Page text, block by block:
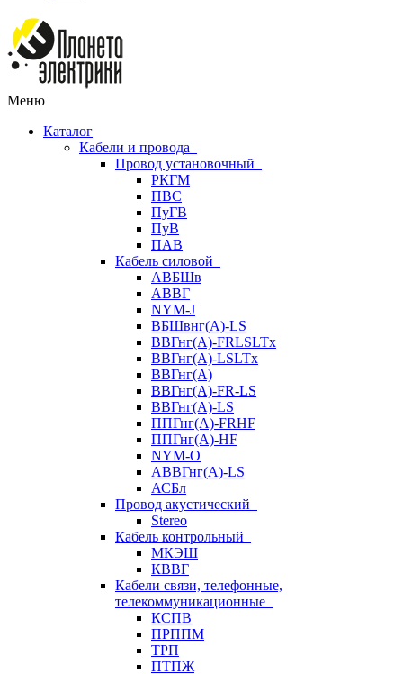
Меню
Каталог
Кабели и провода
Провод установочный
РКГМ
ПВС
ПуГВ
ПуВ
ПАВ
Кабель силовой
АВБШв
АВВГ
NYM-J
ВБШвнг(А)-LS
ВВГнг(A)-FRLSLTx
ВВГнг(A)-LSLTx
ВВГнг(А)
ВВГнг(А)-FR-LS
ВВГнг(А)-LS
ППГнг(А)-FRHF
ППГнг(А)-HF
NYM-O
АВВГнг(А)-LS
АСБл
Провод акустический
Stereo
Кабель контрольный
МКЭШ
КВВГ
Кабели связи, телефонные,
телекоммуникационные
КСПВ
ПРППМ
ТРП
ПТПЖ